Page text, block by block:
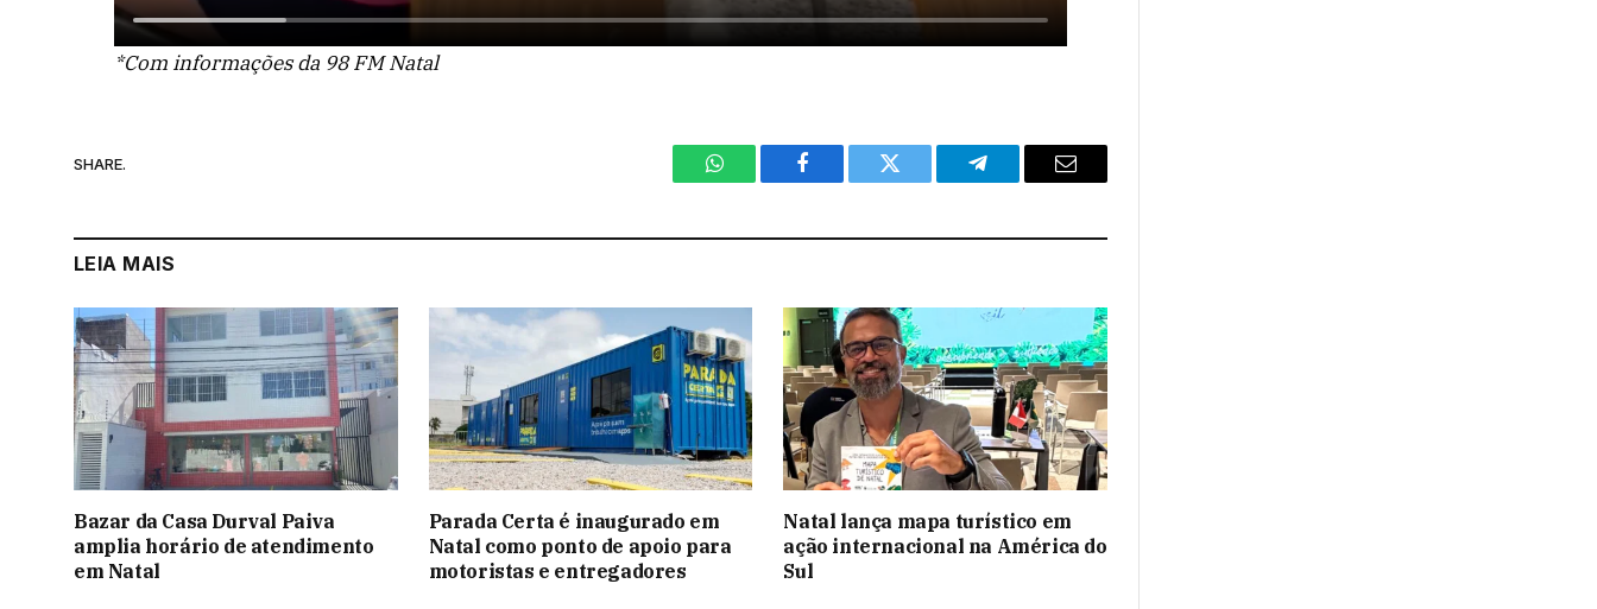
*Com informações da 98 FM Natal
SHARE.
WhatsAppFacebook Twitter Telegram Email
LEIA MAIS
Bazar da Casa Durval Paiva
amplia horário de atendimento
em Natal
Parada Certa é inaugurado em
Natal como ponto de apoio para
motoristas e entregadores
Natal lança mapa turístico em
ação internacional na América do
Sul